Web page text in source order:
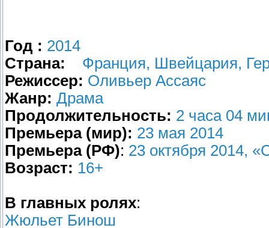
Год : 2014
Страна:
Франция, Швейцария,
Режиссер: Оливьер Ассаяс
Жанр: Драма
Продолжительность: 2 часа 04
Премьера (мир): 23 мая 2014
Премьера (РФ): 23 октября 2014,
Возраст: 16+
В главных ролях:
Жюльет Бинош